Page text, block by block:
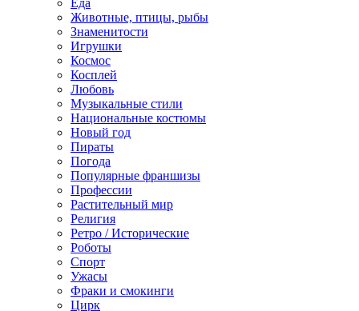
Еда
Животные, птицы, рыбы
Знаменитости
Игрушки
Космос
Косплей
Любовь
Музыкальные стили
Национальные костюмы
Новый год
Пираты
Погода
Популярные франшизы
Профессии
Растительный мир
Религия
Ретро / Исторические
Роботы
Спорт
Ужасы
Фраки и смокинги
Цирк